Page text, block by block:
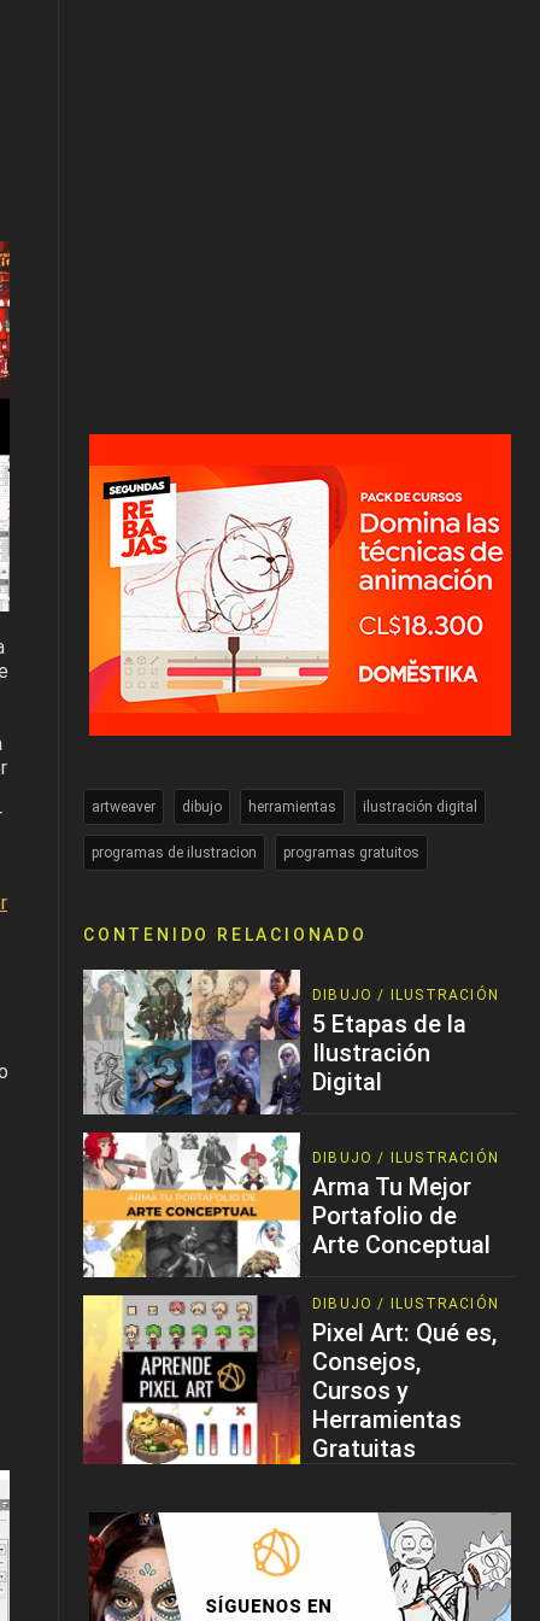
artweaver dibujo herramientas ilustración digital
programas de ilustracion programas gratuitos
CONTENIDO RELACIONADO
DIBUJO / ILUSTRACIÓN
5 Etapas de la
Ilustración
Digital
DIBUJO / ILUSTRACIÓN
Arma Tu Mejor
Portafolio de
Arte Conceptual
DIBUJO / ILUSTRACIÓN
Pixel Art: Qué es,
Consejos,
Cursos y
Herramientas
Gratuitas